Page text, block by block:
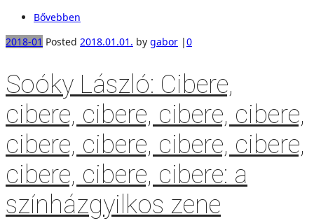
Bővebben
2018-01 Posted 2018.01.01. by gabor |0
Soóky László: Cibere,
cibere, cibere, cibere, cibere,
cibere, cibere, cibere, cibere,
cibere, cibere, cibere: a
színházgyilkos zene